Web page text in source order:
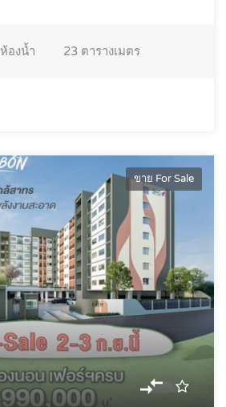
ห้องน้ำ 23 ตารางเมตร
ขาย For Sale